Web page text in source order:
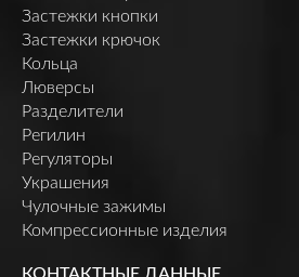
Застежки кнопки
Застежки крючок
Кольца
Люверсы
Разделители
Регилин
Регуляторы
Украшения
Чулочные зажимы
Компрессионные изделия